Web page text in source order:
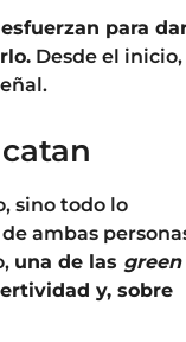
para
Desde el inicio,
sino todo lo
ambas
una de las green
y, sobre